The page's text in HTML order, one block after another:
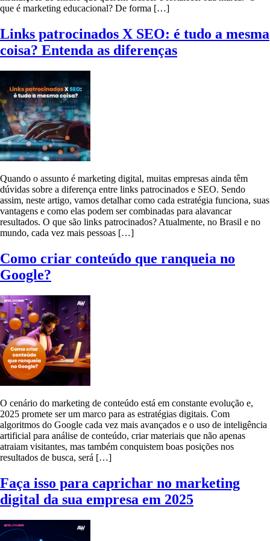
que é marketing educacional? De forma […]
Links patrocinados X SEO: é tudo a mesma
coisa? Entenda as diferenças
Quando o assunto é marketing digital, muitas empresas ainda têm
dúvidas sobre a diferença entre links patrocinados e SEO. Sendo
assim, neste artigo, vamos detalhar como cada estratégia funciona, suas
vantagens e como elas podem ser combinadas para alavancar
resultados. O que são links patrocinados? Atualmente, no Brasil e no
mundo, cada vez mais pessoas […]
Como criar conteúdo que ranqueia no
Google?
O cenário do marketing de conteúdo está em constante evolução e,
2025 promete ser um marco para as estratégias digitais. Com
algoritmos do Google cada vez mais avançados e o uso de inteligência
artificial para análise de conteúdo, criar materiais que não apenas
atraiam visitantes, mas também conquistem boas posições nos
resultados de busca, será […]
Faça isso para caprichar no marketing
digital da sua empresa em 2025